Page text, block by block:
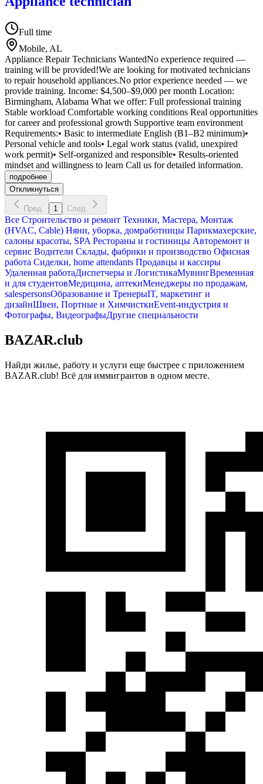
Full time
Mobile, AL
Appliance Repair Technicians WantedNo experience required —
training will be provided!We are looking for motivated technicians
to repair household appliances.No prior experience needed — we
provide training. Income: $4,500–$9,000 per month Location:
Birmingham, Alabama What we offer: Full professional training
Stable workload Comfortable working conditions Real opportunities
for career and professional growth Supportive team environment
Requirements:• Basic to intermediate English (B1–B2 minimum)•
Personal vehicle and tools• Legal work status (valid, unexpired
work permit)• Self-organized and responsible• Results-oriented
mindset and willingness to learn Call us for detailed information.
подробнее
Откликнуться
Пред. 1 След.
Все Строительство и ремонт Техники, Мастера, Монтаж
(HVAC, Cable) Няни, уборка, домработницы Парикмахерские,
салоны красоты, SPA Рестораны и гостиницы Авторемонт и
cервис Водители Склады, фабрики и производство Офисная
работа Сиделки, home attendants Продавцы и кассиры
Удаленная работаДиспетчеры и ЛогистикаМувингВременная
и для студентовМедицина, аптекиМенеджеры по продажам,
salespersonsОбразование и ТренерыIT, маркетинг и
дизайнШвеи, Портные и ХимчисткиEvent-индустрия и
Фотографы, ВидеографыДругие специальности
BAZAR.club
Найди жилье, работу и услуги еще быстрее с приложением
BAZAR.club! Всё для иммигрантов в одном месте.